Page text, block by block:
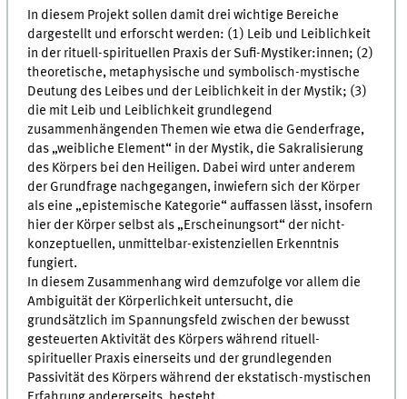
In diesem Projekt sollen damit drei wichtige Bereiche
dargestellt und erforscht werden: (1) Leib und Leiblichkeit
in der rituell-spirituellen Praxis der Sufi-Mystiker:innen; (2)
theoretische, metaphysische und symbolisch-mystische
Deutung des Leibes und der Leiblichkeit in der Mystik; (3)
die mit Leib und Leiblichkeit grundlegend
zusammenhängenden Themen wie etwa die Genderfrage,
das „weibliche Element“ in der Mystik, die Sakralisierung
des Körpers bei den Heiligen. Dabei wird unter anderem
der Grundfrage nachgegangen, inwiefern sich der Körper
als eine „epistemische Kategorie“ auffassen lässt, insofern
hier der Körper selbst als „Erscheinungsort“ der nicht-
konzeptuellen, unmittelbar-existenziellen Erkenntnis
fungiert.
In diesem Zusammenhang wird demzufolge vor allem die
Ambiguität der Körperlichkeit untersucht, die
grundsätzlich im Spannungsfeld zwischen der bewusst
gesteuerten Aktivität des Körpers während rituell-
spiritueller Praxis einerseits und der grundlegenden
Passivität des Körpers während der ekstatisch-mystischen